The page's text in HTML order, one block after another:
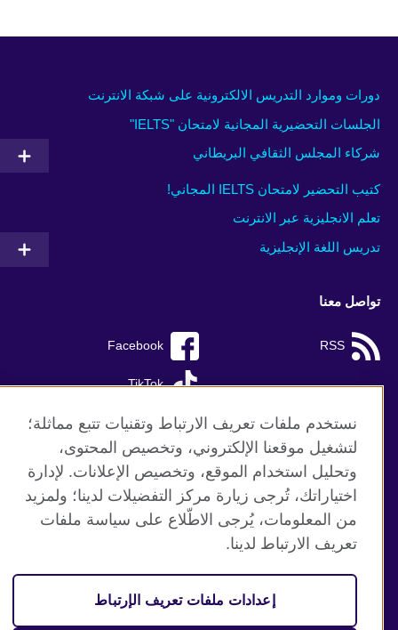
دورات وموارد التدريس الالكترونية على شبكة الانترنت
الجلسات التحضيرية المجانية لامتحان "IELTS"
شركاء المجلس الثقافي البريطاني
كتيب التحضير لامتحان IELTS المجاني!
تعلم الانجليزية عبر الانترنت
تدريس اللغة الإنجليزية
تواصل معنا
Facebook RSS
TikTok
موقع المجلس الثقافي البريطاني العالمي
الخصوصية وشروط الاستخدام
ملفات تعريف الإرتباط
خارطة الموقع
منظمة المملكة المتحدة الدولية للعلاقات الثقافية والفرص
نستخدم ملفات تعريف الارتباط وتقنيات تتبع مماثلة؛
لتشغيل موقعنا الإلكتروني، وتخصيص المحتوى،
وتحليل استخدام الموقع، وتخصيص الإعلانات. لإدارة
اختياراتك، تُرجى زيارة مركز التفضيلات لدينا؛ ولمزيد
من المعلومات، يُرجى الاطّلاع على سياسة ملفات
تعريف الارتباط لدينا.
إعدادات ملفات تعريف الإرتباط